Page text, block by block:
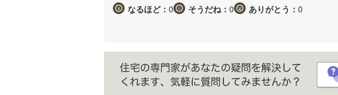
なるほど： 0 そうだね： 0 ありがとう： 0